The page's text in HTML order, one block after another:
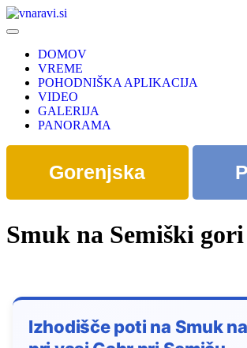
DOMOV
VREME
POHODNIŠKA APLIKACIJA
VIDEO
GALERIJA
PANORAMA
Gorenjska
Smuk na Semiški
Izhodišče poti na Smuk